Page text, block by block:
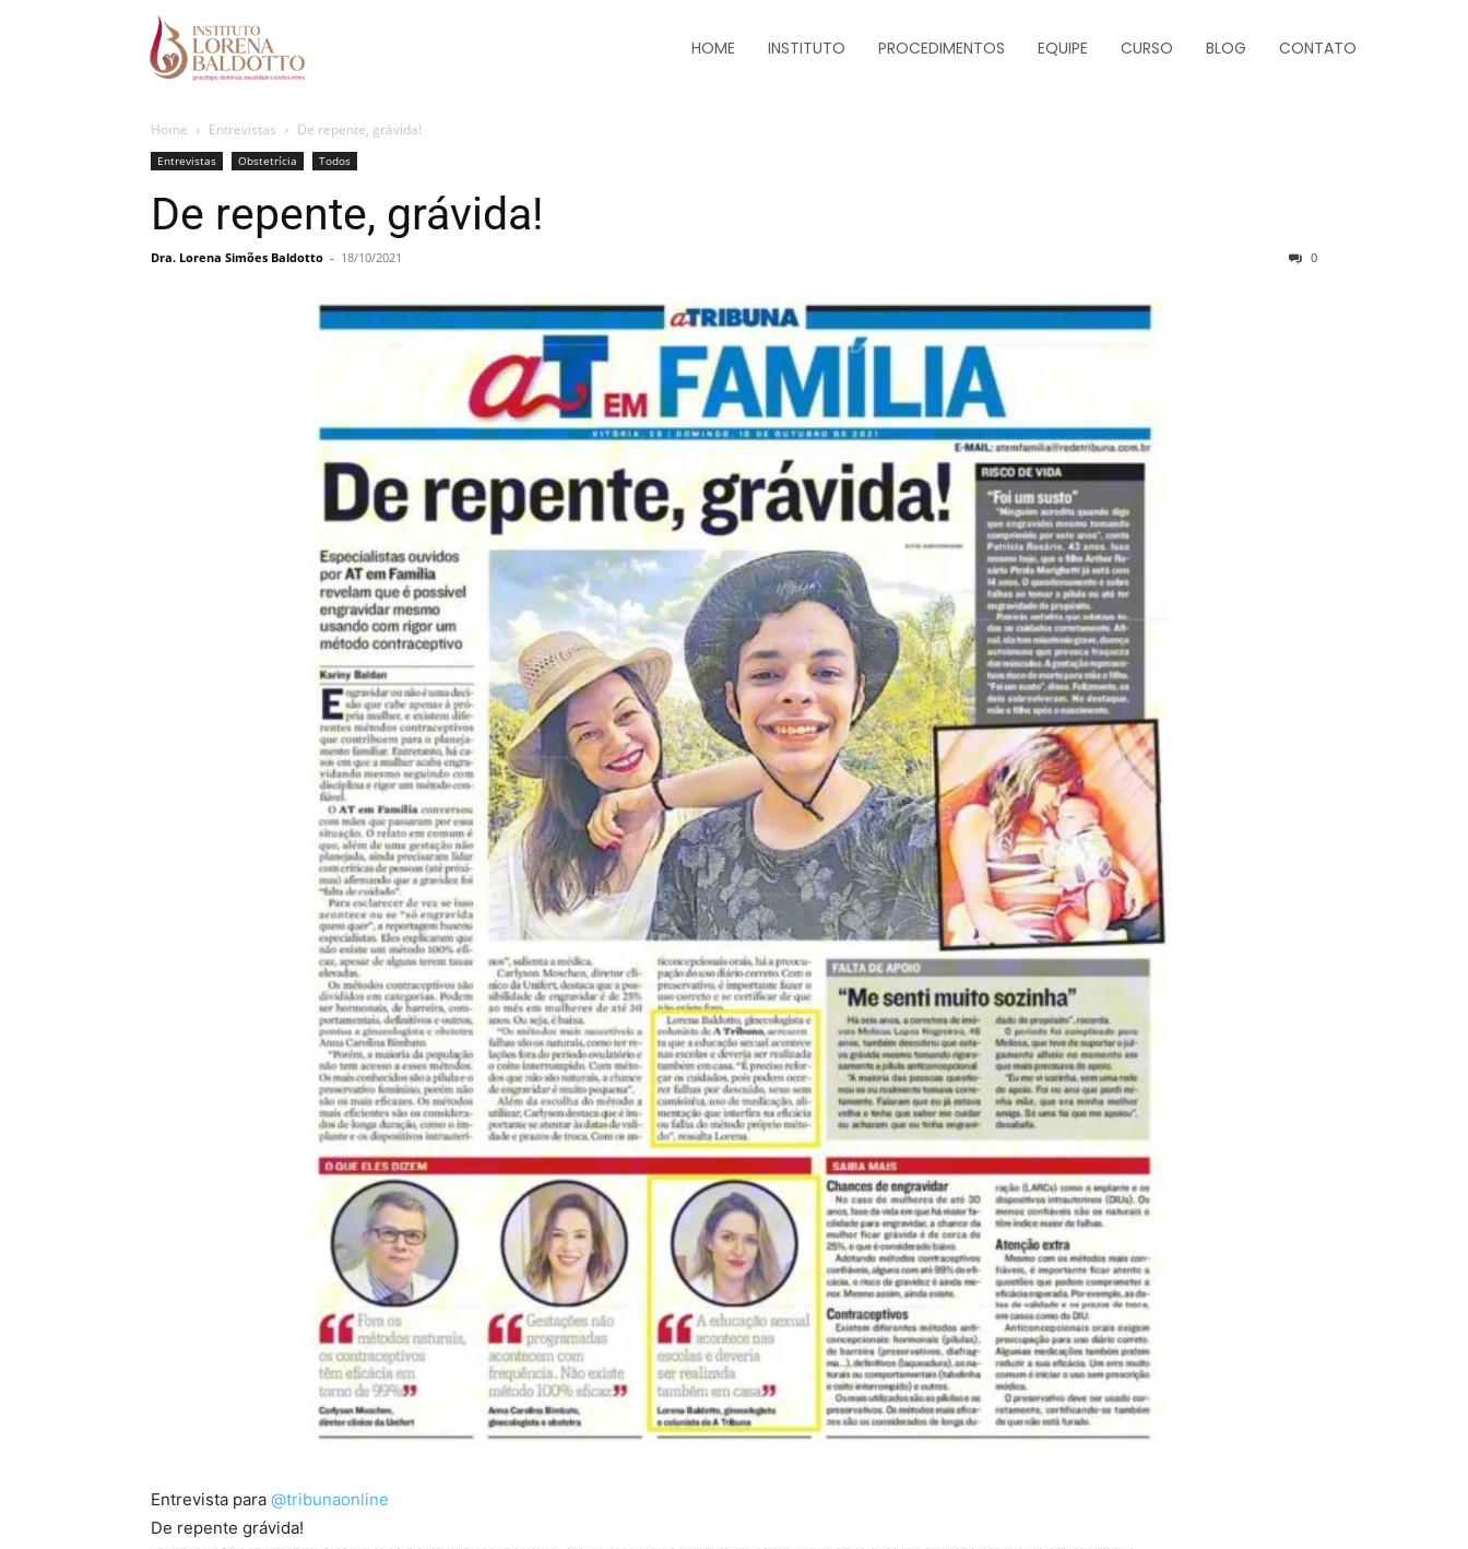
HOME INSTITUTO PROCEDIMENTOS EQUIPE CURSO BLOG CONTATO
Home Entrevistas De repente, grávida!
Entrevistas Obstetrícia Todos
De repente, grávida!
Dra. Lorena Simões Baldotto - 18/10/2021 0
Entrevista para @tribunaonline
De repente grávida!